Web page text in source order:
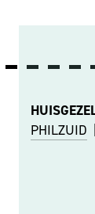
PHILZUID |